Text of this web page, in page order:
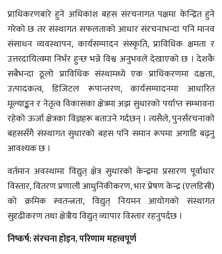
प्राधिकरणबारे हुने अधिकांश बहस संरचनागत पक्षमा केन्द्रित हुने
गरेको छ तर संस्थागत सफलताको आधार संरचनाभन्दा पनि मानव
संसाधन व्यवस्थापन, कार्यसम्पादन संस्कृति, प्राविधिक क्षमता र
उत्तरदायित्वमा निर्भर हुन्छ भन्ने विश्व अनुभवले देखाएको छ । देशकै
सबैभन्दा ठूलो प्राविधिक संस्थामध्ये एक प्राधिकरणमा दक्षता,
उत्पादकत्व, डिजिटल रूपान्तरण, कार्यसम्पादनमा आधारित
मूल्याङ्कन र नेतृत्व विकासका क्षेत्रमा अझ सुधारको पर्याप्त सम्भावना
रहेको ऊर्जा क्षेत्रका विज्ञहरू बताउने गर्दछन् । त्यसैले, पुनर्संरचनाको
बहससँगै संस्थागत सुधारको बहस पनि समान रूपमा अगाडि बढ्नु
आवश्यक छ ।
वर्तमान अवस्थामा विद्युत् क्षेत्र सुधारको केन्द्रमा प्रसारण पूर्वाधार
विस्तार, वितरण प्रणाली आधुनिकीकरण, भार प्रेषण केन्द्र (एलडिसी)
को क्रमिक स्वतन्त्रता, विद्युत् नियमन आयोगको संस्थागत
सुदृढीकरण तथा क्षेत्रीय विद्युत् व्यापार विस्तार रहनुपर्दछ ।
निष्कर्ष: संरचना होइन, परिणाम महत्त्वपूर्ण